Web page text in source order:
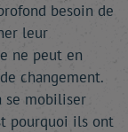
besoin de
leur
ne peut en
changement.
se mobiliser
pourquoi ils ont